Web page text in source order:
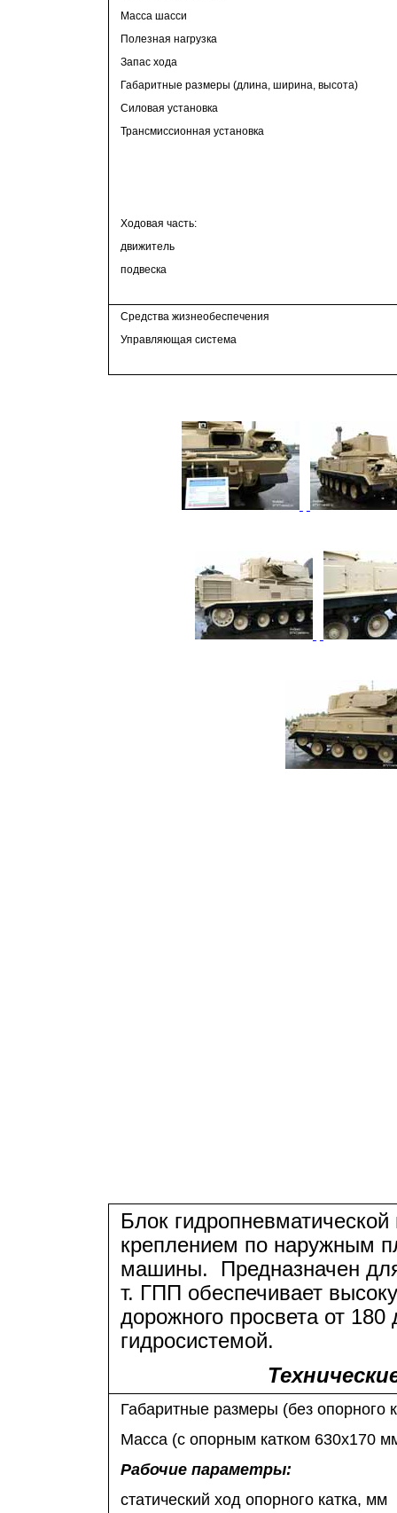
Масса шасси
Полезная нагрузка
Запас хода
Габаритные размеры (длина, ширина, высота)
Силовая установка
Трансмиссионная установка
Ходовая часть:
движитель
подвеска
Средства жизнеобеспечения
Управляющая система
Блок
креплением по наружным
машины.
Предназначен
т. ГПП обеспечивает
дорожного просвета от
гидросистемой.
Габаритные размеры (без опорного
Масса (с опорным катком 630x170
Рабочие параметры:
статический ход опорного катка, мм